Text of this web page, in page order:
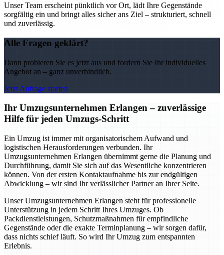
Unser Team erscheint pünktlich vor Ort, lädt Ihre Gegenstände
sorgfältig ein und bringt alles sicher ans Ziel – strukturiert, schnell
und zuverlässig.
Alle Fragen geklärt?
Dann probieren Sie es jetzt aus und fordern Sie Ihr individuelles
Angebot an – ganz unverbindlich.
Jetzt Anfrage starten
Ihr Umzugsunternehmen Erlangen – zuverlässige
Hilfe für jeden Umzugs-Schritt
Ein Umzug ist immer mit organisatorischem Aufwand und
logistischen Herausforderungen verbunden. Ihr
Umzugsunternehmen Erlangen übernimmt gerne die Planung und
Durchführung, damit Sie sich auf das Wesentliche konzentrieren
können. Von der ersten Kontaktaufnahme bis zur endgültigen
Abwicklung – wir sind Ihr verlässlicher Partner an Ihrer Seite.
Unser Umzugsunternehmen Erlangen steht für professionelle
Unterstützung in jedem Schritt Ihres Umzuges. Ob
Packdienstleistungen, Schutzmaßnahmen für empfindliche
Gegenstände oder die exakte Terminplanung – wir sorgen dafür,
dass nichts schief läuft. So wird Ihr Umzug zum entspannten
Erlebnis.